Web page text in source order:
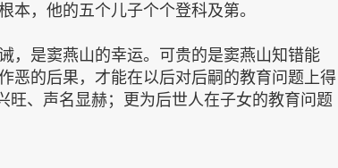
本，他的五个儿子个个登科及第。
，是窦燕山的幸运。可贵的是窦燕山知错能
恶的后果，才能在以后对后嗣的教育问题上得
旺、声名显赫；更为后世人在子女的教育问题